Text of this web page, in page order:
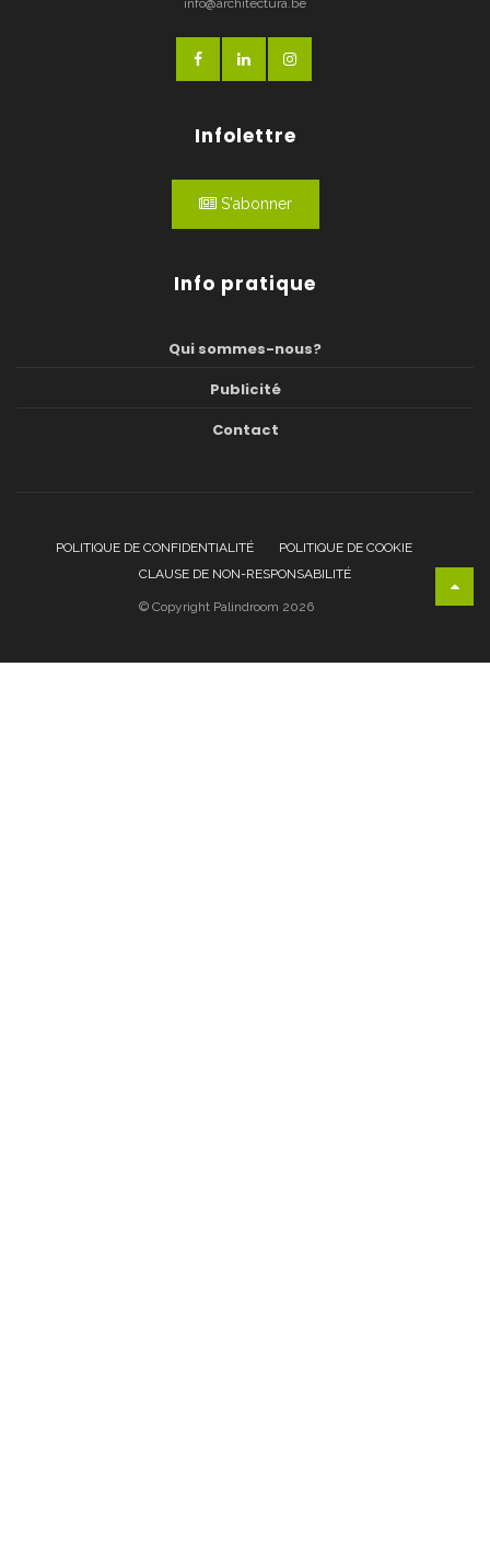
info@architectura.be
Infolettre
S'abonner
Info pratique
Qui sommes-nous?
Publicité
Contact
POLITIQUE DE CONFIDENTIALITÉ
POLITIQUE DE COOKIE
CLAUSE DE NON-RESPONSABILITÉ
© Copyright Palindroom 2026